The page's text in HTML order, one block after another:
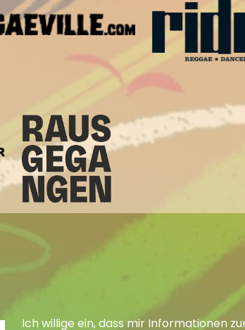
Ich willige ein, dass mir Informationen